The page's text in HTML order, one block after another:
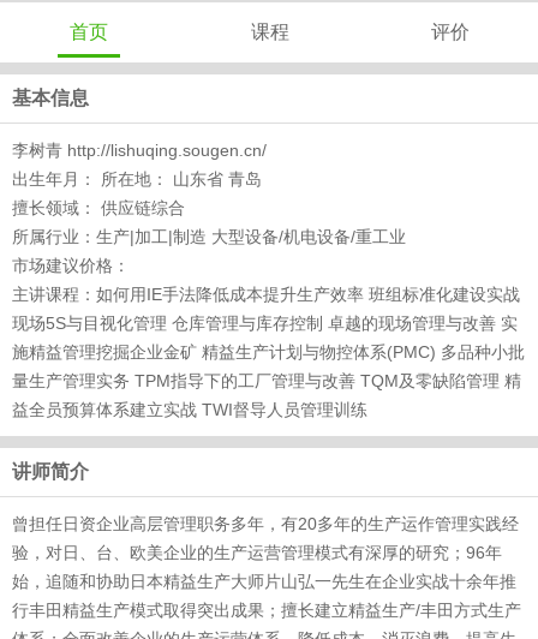
首页 课程 评价
基本信息
李树青 http://lishuqing.sougen.cn/
出生年月： 所在地： 山东省 青岛
擅长领域： 供应链综合
所属行业：生产|加工|制造 大型设备/机电设备/重工业
市场建议价格：
主讲课程：如何用IE手法降低成本提升生产效率 班组标准化建设实战
现场5S与目视化管理 仓库管理与库存控制 卓越的现场管理与改善 实
施精益管理挖掘企业金矿 精益生产计划与物控体系(PMC) 多品种小批
量生产管理实务 TPM指导下的工厂管理与改善 TQM及零缺陷管理 精
益全员预算体系建立实战 TWI督导人员管理训练
讲师简介
曾担任日资企业高层管理职务多年，有20多年的生产运作管理实践经
验，对日、台、欧美企业的生产运营管理模式有深厚的研究；96年
始，追随和协助日本精益生产大师片山弘一先生在企业实战十余年推
行丰田精益生产模式取得突出成果；擅长建立精益生产/丰田方式生产